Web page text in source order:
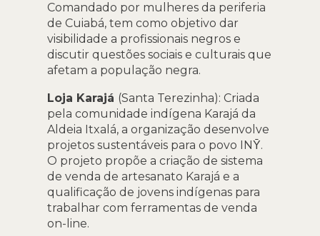
Comandado por mulheres da periferia
de Cuiabá, tem como objetivo dar
visibilidade a profissionais negros e
discutir questões sociais e culturais que
afetam a população negra.
Loja Karajá (Santa Terezinha): Criada
pela comunidade indígena Karajá da
Aldeia Itxalá, a organização desenvolve
projetos sustentáveis para o povo INῩ.
O projeto propõe a criação de sistema
de venda de artesanato Karajá e a
qualificação de jovens indígenas para
trabalhar com ferramentas de venda
on-line.